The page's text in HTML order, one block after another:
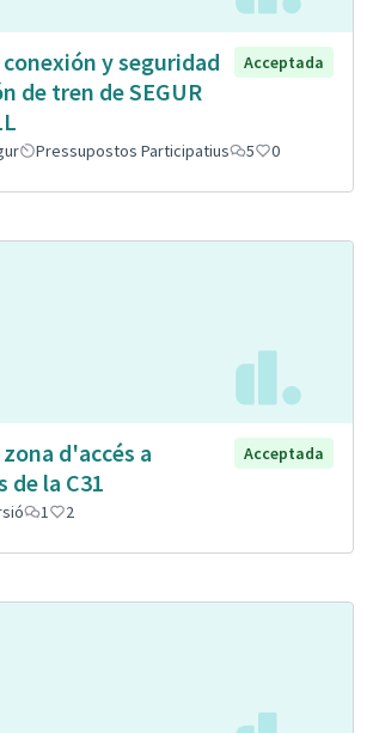
conexión y seguridad
de tren de SEGUR
Acceptada
Pressupostos Participatius 5 0
d'accés a
de la C31
Acceptada
1 2